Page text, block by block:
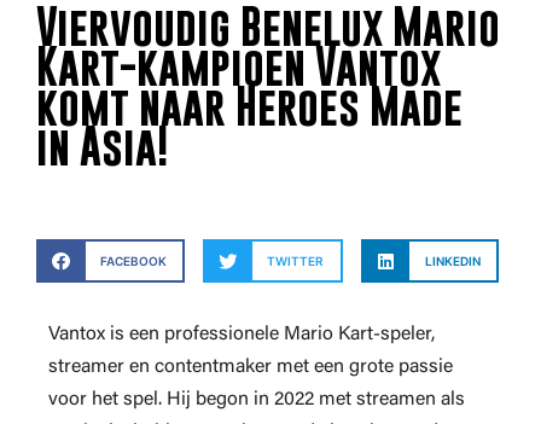
Viervoudig Benelux Mario
Kart-kampioen Vantox
komt naar Heroes Made
in Asia!
FACEBOOK TWITTER LINKEDIN
Vantox is een professionele Mario Kart-speler,
streamer en contentmaker met een grote passie
voor het spel. Hij begon in 2022 met streamen als